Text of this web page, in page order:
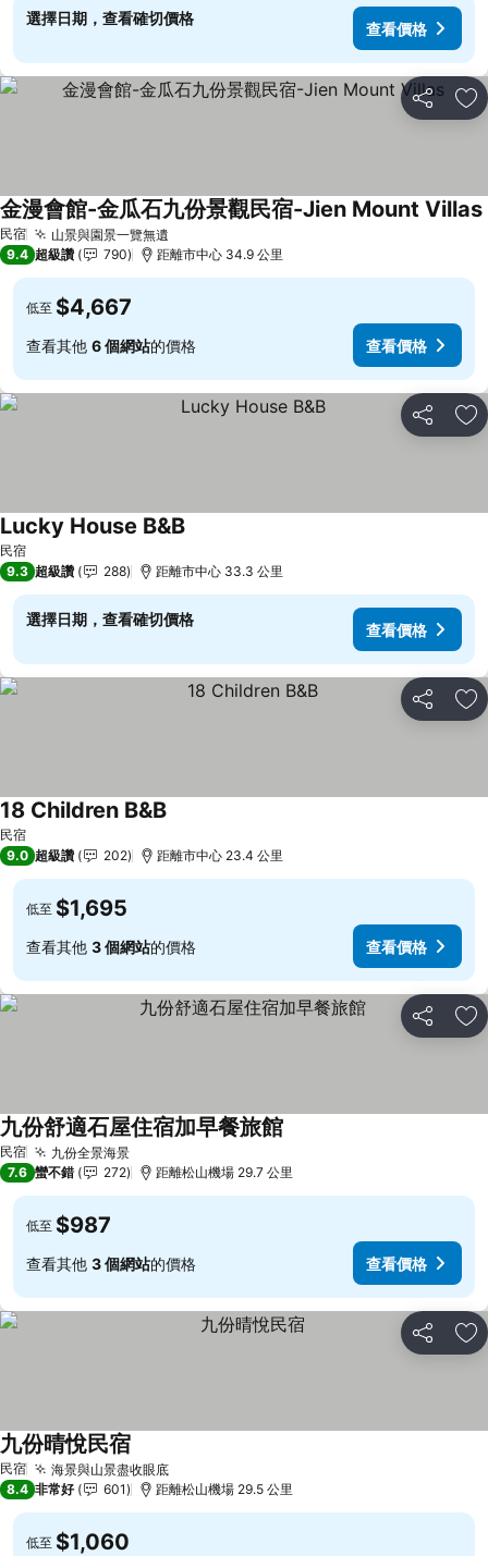
選擇日期，查看確切價格
查看價格
分享 加
民宿 山景與園景一覽無遺
金漫會館-金瓜石九份景觀民宿-Jien Mount Villas
9.4 超級讚 790 距離市中心 34.9 公里
低至 $4,667
查看其他 6 個網站的價格 查看價格
分享 加
民宿
Lucky House B&B查看價格
9.3 超級讚 288 距離市中心 33.3 公里
選擇日期，查看確切價格
查看價格
分享 加
民宿
18 Children B&B查看價格
9.0 超級讚 202 距離市中心 23.4 公里
低至 $1,695
查看其他 3 個網站的價格 查看價格
分享 加
民宿 九份全景海景查看價格
九份舒適石屋住宿加早餐旅館
7.6 蠻不錯 272 距離松山機場 29.7 公里
低至 $987
查看其他 3 個網站的價格 查看價格
分享 加
民宿 海景與山景盡收眼底查看價格
九份晴悅民宿
8.4 非常好 601 距離松山機場 29.5 公里
低至 $1,060